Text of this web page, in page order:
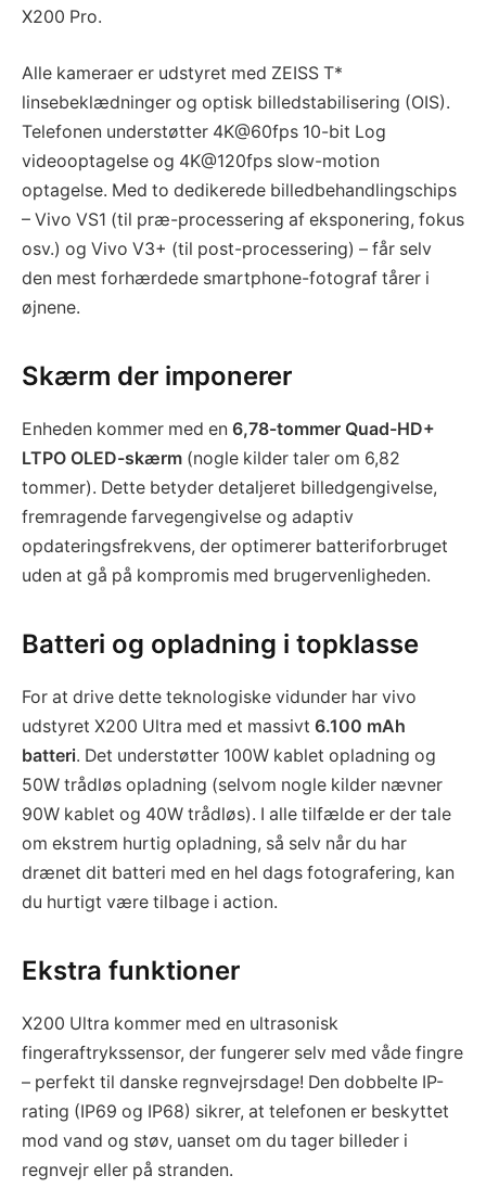
X200 Pro.
Alle kameraer er udstyret med ZEISS T*
linsebeklædninger og optisk billedstabilisering (OIS).
Telefonen understøtter 4K@60fps 10-bit Log
videooptagelse og 4K@120fps slow-motion
optagelse. Med to dedikerede billedbehandlingschips
– Vivo VS1 (til præ-processering af eksponering, fokus
osv.) og Vivo V3+ (til post-processering) – får selv
den mest forhærdede smartphone-fotograf tårer i
øjnene.
Skærm der imponerer
Enheden kommer med en 6,78-tommer Quad-HD+
LTPO OLED-skærm (nogle kilder taler om 6,82
tommer). Dette betyder detaljeret billedgengivelse,
fremragende farvegengivelse og adaptiv
opdateringsfrekvens, der optimerer batteriforbruget
uden at gå på kompromis med brugervenligheden.
Batteri og opladning i topklasse
For at drive dette teknologiske vidunder har vivo
udstyret X200 Ultra med et massivt 6.100 mAh
batteri. Det understøtter 100W kablet opladning og
50W trådløs opladning (selvom nogle kilder nævner
90W kablet og 40W trådløs). I alle tilfælde er der tale
om ekstrem hurtig opladning, så selv når du har
drænet dit batteri med en hel dags fotografering, kan
du hurtigt være tilbage i action.
Ekstra funktioner
X200 Ultra kommer med en ultrasonisk
fingeraftrykssensor, der fungerer selv med våde fingre
– perfekt til danske regnvejrsdage! Den dobbelte IP-
rating (IP69 og IP68) sikrer, at telefonen er beskyttet
mod vand og støv, uanset om du tager billeder i
regnvejr eller på stranden.